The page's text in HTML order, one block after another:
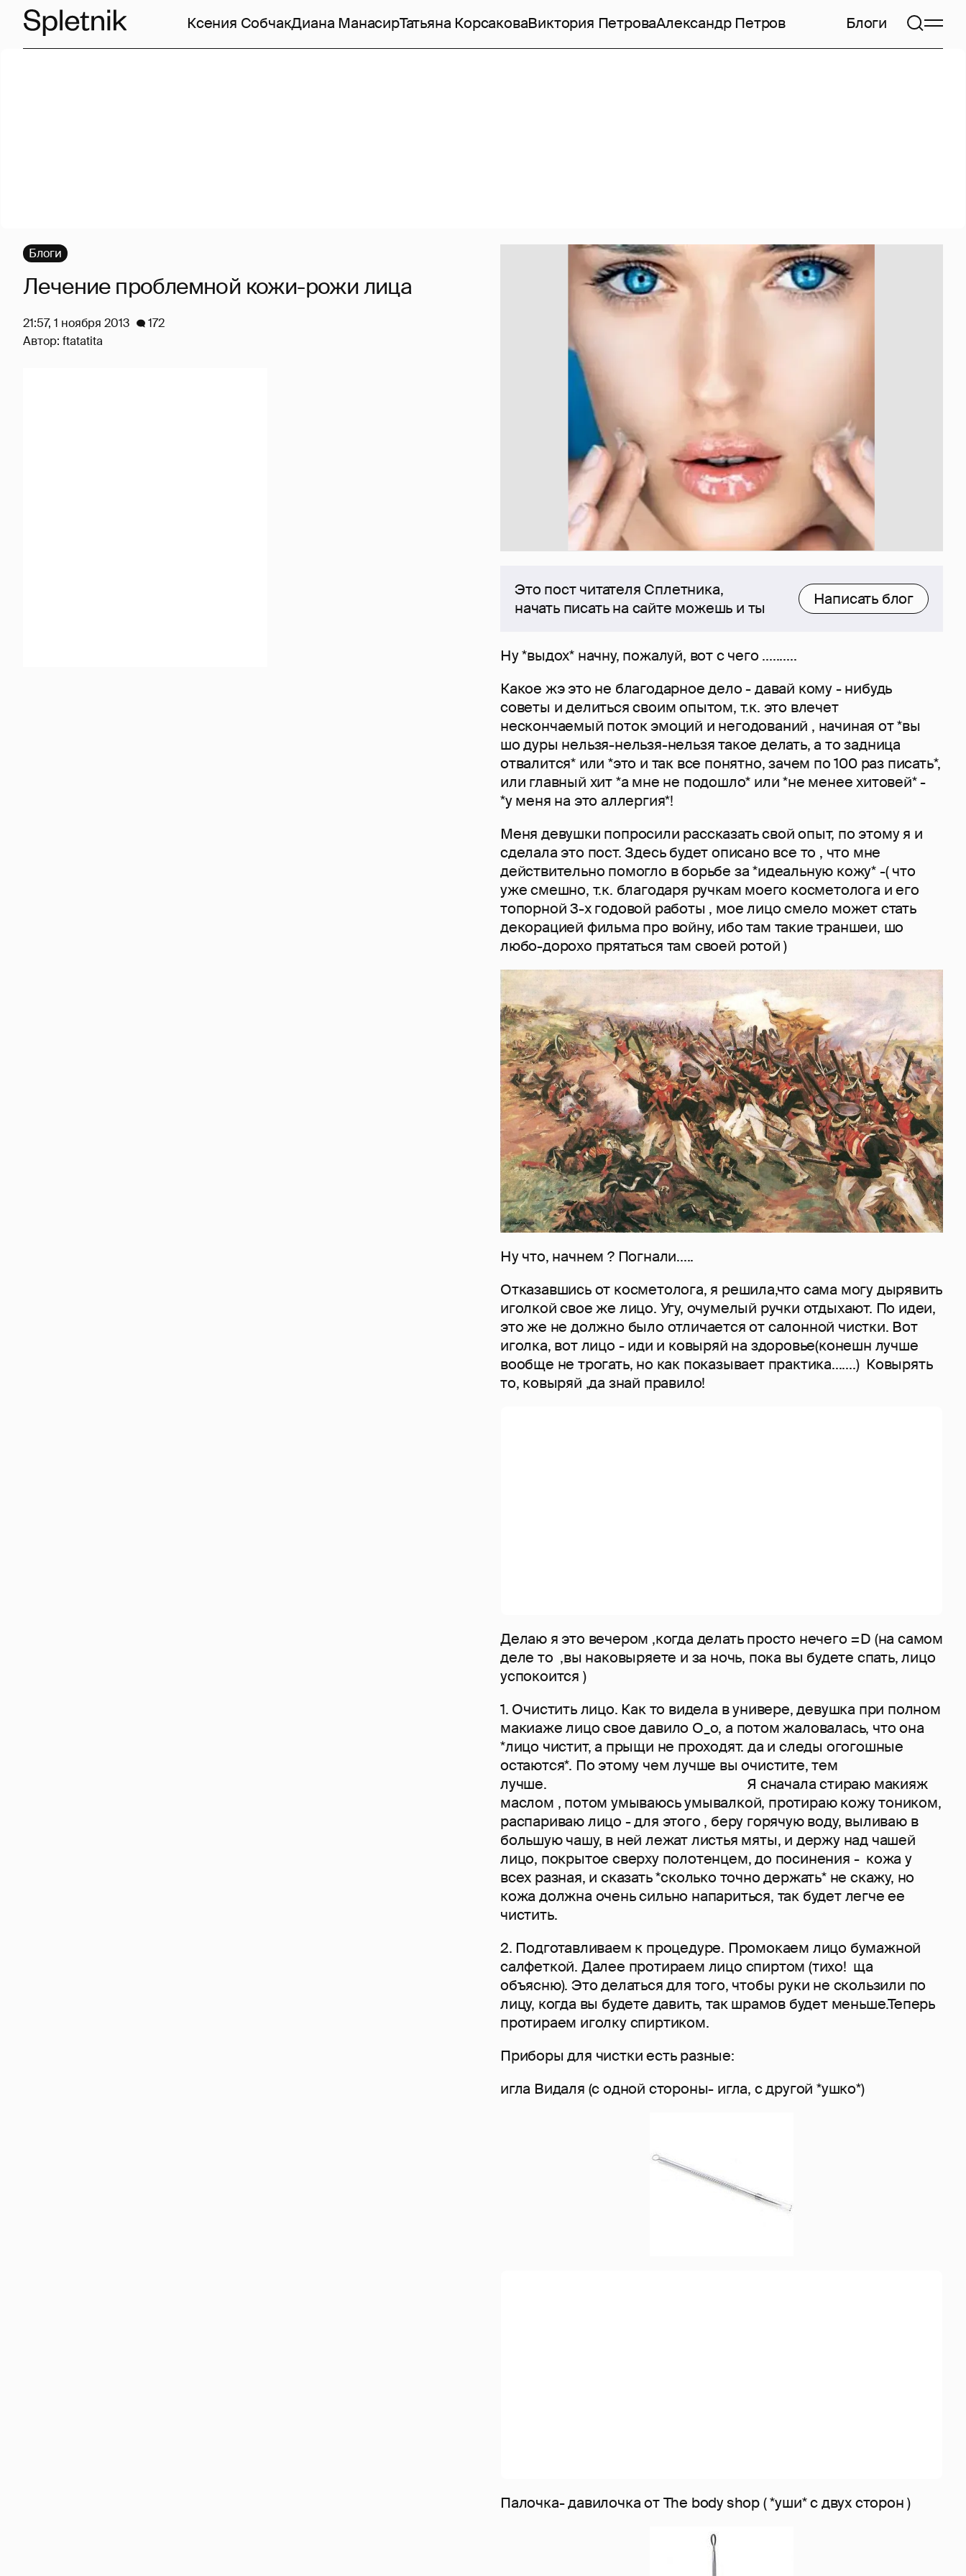
Ксения СобчакДиана МанасирТатьяна КорсаковаВиктория ПетроваАлександр Петров Блоги
Это пост читателя Сплетника,
начать писать на сайте можешь и ты
Написать блог
Ну *выдох* начну, пожалуй, вот с чего ..........
Какое жэ это не благодарное дело - давай кому - нибудь
советы и делиться своим опытом, т.к. это влечет
нескончаемый поток эмоций и негодований , начиная от *вы
шо дуры нельзя-нельзя-нельзя такое делать, а то задница
отвалится* или *это и так все понятно, зачем по 100 раз писать*,
или главный хит *а мне не подошло* или *не менее хитовей* -
*у меня на это аллергия*!
Меня девушки попросили рассказать свой опыт, по этому я и
сделала это пост. Здесь будет описано все то , что мне
действительно помогло в борьбе за *идеальную кожу* -( что
уже смешно, т.к. благодаря ручкам моего косметолога и его
топорной 3-х годовой работы , мое лицо смело может стать
декорацией фильма про войну, ибо там такие траншеи, шо
любо-дорохо прятаться там своей ротой )
Ну что, начнем ? Погнали.....
Отказавшись от косметолога, я решила,что сама могу дырявить
иголкой свое же лицо. Угу, очумелый ручки отдыхают. По идеи,
это же не должно было отличается от салонной чистки. Вот
иголка, вот лицо - иди и ковыряй на здоровье(конешн лучше
вообще не трогать, но как показывает практика.......) Ковырять
то, ковыряй ,да знай правило!
Делаю я это вечером ,когда делать просто нечего =D (на самом
деле то ,вы наковыряете и за ночь, пока вы будете спать, лицо
успокоится )
1. Очистить лицо. Как то видела в универе, девушка при полном
макиаже лицо свое давило О_о, а потом жаловалась, что она
*лицо чистит, а прыщи не проходят. да и следы огогошные
остаются*. По этому чем лучше вы очистите, тем
лучше. Я сначала стираю макияж
маслом , потом умываюсь умывалкой, протираю кожу тоником,
распариваю лицо - для этого , беру горячую воду, выливаю в
большую чашу, в ней лежат листья мяты, и держу над чашей
лицо, покрытое сверху полотенцем, до посинения - кожа у
всех разная, и сказать *сколько точно держать* не скажу, но
кожа должна очень сильно напариться, так будет легче ее
чистить.
2. Подготавливаем к процедуре. Промокаем лицо бумажной
салфеткой. Далее протираем лицо спиртом (тихо! ща
объясню). Это делаться для того, чтобы руки не скользили по
лицу, когда вы будете давить, так шрамов будет меньше.Теперь
протираем иголку спиртиком.
Приборы для чистки есть разные:
игла Видаля (с одной стороны- игла, с другой *ушко*)
Палочка- давилочка от The body shop ( *уши* с двух сторон )
Блоги
Лечение проблемной кожи-рожи лица
21:57, 1 ноября 2013
172
Автор: ftatatita